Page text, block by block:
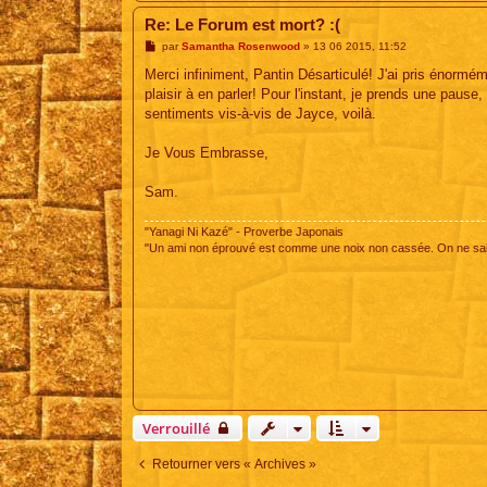
Re: Le Forum est mort? :(
M
s
a
g
parSamantha Rosenwood» 13 06 2015, 11:52
Merci infiniment, Pantin Désarticulé! J'ai pris
plaisir à en parler! Pour l'instant, je prends une
sentiments vis-à-vis de Jayce, voilà.
Je Vous Embrasse,
Sam.
"Yanagi Ni Kazé" - Proverbe Japonais
"Un ami non éprouvé est comme une noix non cassée. On ne
Verrouillé
Retourner vers « Archives »